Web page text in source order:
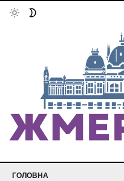
ГОЛОВНА